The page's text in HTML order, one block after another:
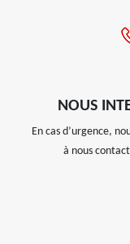
NOUS
En cas d’urgence,
à nous